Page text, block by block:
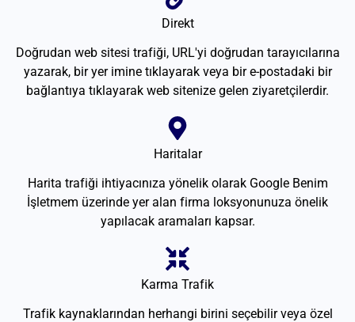
Direkt
Doğrudan web sitesi trafiği, URL'yi doğrudan tarayıcılarına
yazarak, bir yer imine tıklayarak veya bir e-postadaki bir
bağlantıya tıklayarak web sitenize gelen ziyaretçilerdir.
Haritalar
Harita trafiği ihtiyacınıza yönelik olarak Google Benim
İşletmem üzerinde yer alan firma loksyonunuza önelik
yapılacak aramaları kapsar.
Karma Trafik
Trafik kaynaklarından herhangi birini seçebilir veya özel